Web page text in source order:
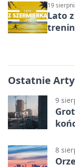
19
Lato
Ostatnie
9
8